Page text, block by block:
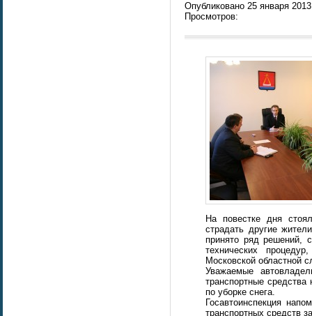
Опубликовано 25 января
Просмотров:
На повестке дня
страдать другие
принято ряд решений,
технических
Московской областной
Уважаемые
транспортные
по уборке снега.
Госавтоинспекция
транспортных средств